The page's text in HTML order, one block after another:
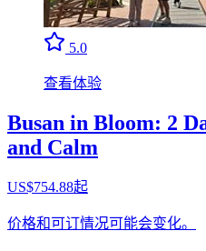
5.0
查看体验
Busan in Bloom: 2
and Calm
US$754.88起
价格和可订情况可能会变化。